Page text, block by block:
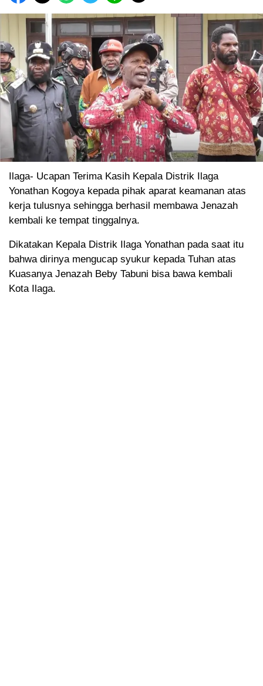
Ilaga- Ucapan Terima Kasih Kepala Distrik Ilaga
Yonathan Kogoya kepada pihak aparat keamanan atas
kerja tulusnya sehingga berhasil membawa Jenazah
kembali ke tempat tinggalnya.
Dikatakan Kepala Distrik Ilaga Yonathan pada saat itu
bahwa dirinya mengucap syukur kepada Tuhan atas
Kuasanya Jenazah Beby Tabuni bisa bawa kembali
Kota Ilaga.